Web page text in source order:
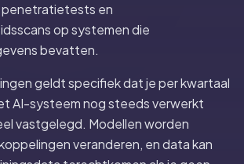
en
op systemen die
bevatten.
geldt specifiek dat je per kwartaal
AI-systeem nog steeds verwerkt
vastgelegd. Modellen worden
veranderen, en data kan